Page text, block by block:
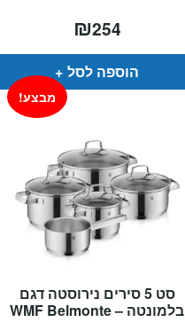
₪254
הוספה לסל
סט 5 סירים נירוסטה דגם
בלמונטה – WMF Belmonte
מבצע!